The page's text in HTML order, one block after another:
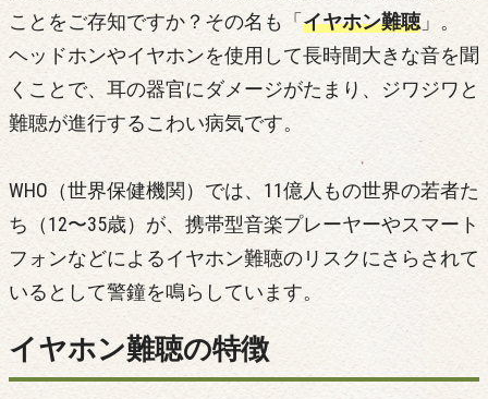
ことをご存知ですか？その名も「イヤホン難聴」。
ヘッドホンやイヤホンを使用して長時間大きな音を聞
くことで、耳の器官にダメージがたまり、ジワジワと
難聴が進行するこわい病気です。
WHO（世界保健機関）では、11億人もの世界の若者た
ち（12〜35歳）が、携帯型音楽プレーヤーやスマート
フォンなどによるイヤホン難聴のリスクにさらされて
いるとして警鐘を鳴らしています。
イヤホン難聴の特徴